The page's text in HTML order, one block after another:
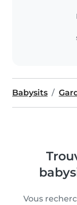
Babysits
Vous